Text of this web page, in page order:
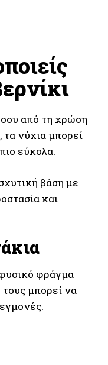
από τη χρώση
τα νύχια μπορεί
εύκολα.
βάση με
και
φράγμα
μπορεί να